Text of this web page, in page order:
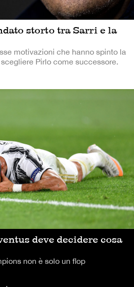
storto tra Sarri e la
motivazioni che hanno spinto la
Pirlo come successore.
deve decidere cosa
non è solo un flop